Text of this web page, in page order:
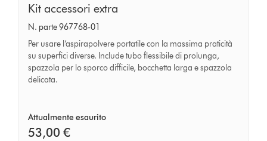
Kit
accessori
extra
Kit accessori extra
N. parte 967768-01
Per usare l’aspirapolvere portatile con la massima praticità
su superfici diverse. Include tubo flessibile di prolunga,
spazzola per lo sporco difficile, bocchetta larga e spazzola
delicata.
Attualmente esaurito
53,00 €